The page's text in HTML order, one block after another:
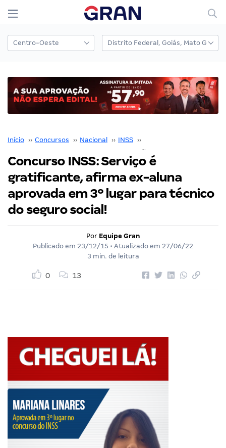
Início ›› Concursos ›› Nacional ›› INSS ››
Concurso INSS: Serviço é
gratificante, afirma ex-aluna
aprovada em 3º lugar para técnico
do seguro social!
Por Equipe Gran
Publicado em 23/12/15 • Atualizado em 27/06/22
3 min. de leitura
0 13